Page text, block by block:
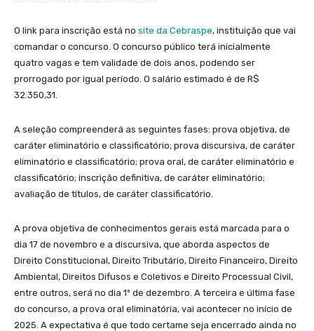
O link para inscrição está no site da Cebraspe, instituição que vai
comandar o concurso. O concurso público terá inicialmente
quatro vagas e tem validade de dois anos, podendo ser
prorrogado por igual período. O salário estimado é de R$
32.350,31.
A seleção compreenderá as seguintes fases: prova objetiva, de
caráter eliminatório e classificatório; prova discursiva, de caráter
eliminatório e classificatório; prova oral, de caráter eliminatório e
classificatório; inscrição definitiva, de caráter eliminatório;
avaliação de títulos, de caráter classificatório.
A prova objetiva de conhecimentos gerais está marcada para o
dia 17 de novembro e a discursiva, que aborda aspectos de
Direito Constitucional, Direito Tributário, Direito Financeiro, Direito
Ambiental, Direitos Difusos e Coletivos e Direito Processual Civil,
entre outros, será no dia 1º de dezembro. A terceira e última fase
do concurso, a prova oral eliminatória, vai acontecer no início de
2025. A expectativa é que todo certame seja encerrado ainda no